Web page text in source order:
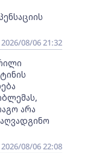
2026/08/06 21:32
არა
2026/08/06 22:08